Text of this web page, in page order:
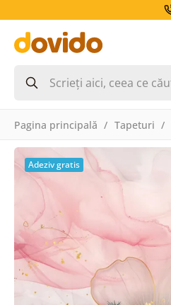
Pagina principală Tapeturi
Adeziv gratis